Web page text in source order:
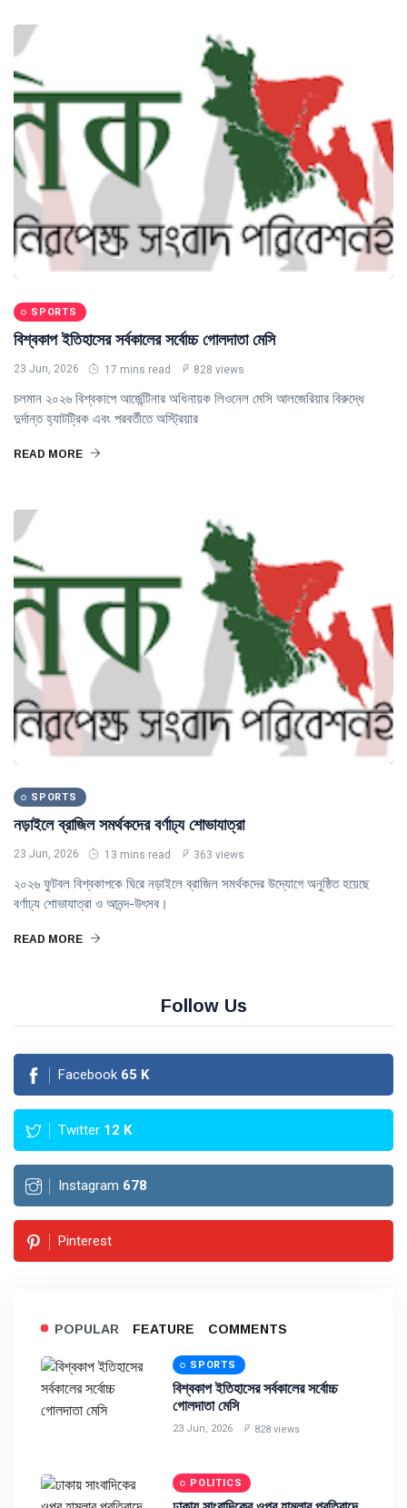
SPORTS
বিশ্বকাপ ইতিহাসের সর্বকালের সর্বোচ্চ গোলদাতা মেসি
23 Jun, 2026 17 mins read 828 views
চলমান ২০২৬ বিশ্বকাপে আর্জেন্টিনার অধিনায়ক লিওনেল মেসি আলজেরিয়ার বিরুদ্ধে
দুর্দান্ত হ্যাটট্রিক এবং পরবর্তীতে অস্ট্রিয়ার
READ MORE
SPORTS
নড়াইলে ব্রাজিল সমর্থকদের বর্ণাঢ্য শোভাযাত্রা
23 Jun, 2026 13 mins read 363 views
২০২৬ ফুটবল বিশ্বকাপকে ঘিরে নড়াইলে ব্রাজিল সমর্থকদের উদ্যোগে অনুষ্ঠিত হয়েছে
বর্ণাঢ্য শোভাযাত্রা ও আনন্দ-উৎসব।
READ MORE
Follow Us
Facebook 65 K
Twitter 12 K
Instagram 678
Pinterest
POPULAR FEATURE COMMENTS
SPORTS
বিশ্বকাপ ইতিহাসের সর্বকালের সর্বোচ্চ
গোলদাতা মেসি
23 Jun, 2026 828 views
POLITICS